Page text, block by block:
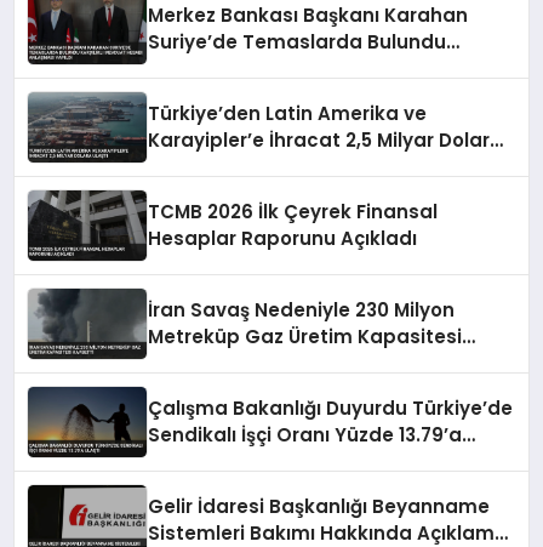
Merkez Bankası Başkanı Karahan
Suriye’de Temaslarda Bulundu
Türkiye’den Latin Amerika ve
Karayipler’e İhracat 2,5 Milyar Dolara
TCMB 2026 İlk Çeyrek Finansal
Hesaplar Raporunu Açıkladı
İran Savaş Nedeniyle 230 Milyon
Metreküp Gaz Üretim Kapasitesi
Çalışma Bakanlığı Duyurdu Türkiye’de
Sendikalı İşçi Oranı Yüzde 13.79’a
Gelir İdaresi Başkanlığı Beyanname
Sistemleri Bakımı Hakkında Açıklama